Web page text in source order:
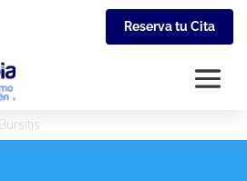
Reserva tu Cita
Bursitis